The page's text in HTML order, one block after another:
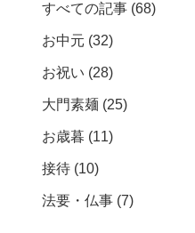
すべての記事 (68)
お中元 (32)
お祝い (28)
大門素麺 (25)
お歳暮 (11)
接待 (10)
法要・仏事 (7)